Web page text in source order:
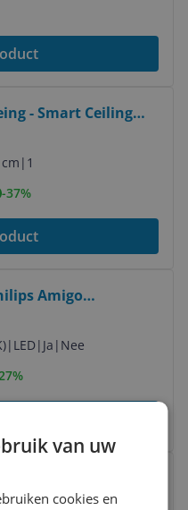
- Smart Ceiling
| 1
-37%
Amigo
| LED| Ja | Nee
- Smart LED
- Bluetooth -
van uw
cookies en